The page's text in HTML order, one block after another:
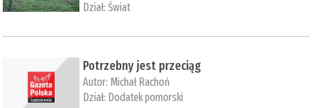
Dział:Świat
Potrzebny jest przeciąg
Autor: Michał Rachoń
Dział: Dodatek pomorski